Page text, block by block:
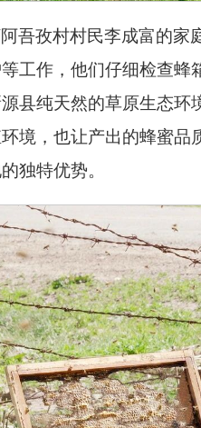
吾孜村村民李成富的
工作，他们仔细检查
县纯天然的草原生态
境，也让产出的蜂蜜
独特优势。